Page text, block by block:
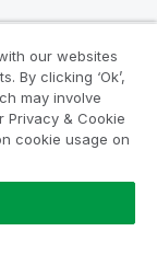
our websites
By clicking ‘Ok’,
may involve
Privacy & Cookie
cookie usage on